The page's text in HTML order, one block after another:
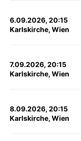
6.09.2026, 20:15
Karlskirche, Wien
7.09.2026, 20:15
Karlskirche, Wien
8.09.2026, 20:15
Karlskirche, Wien